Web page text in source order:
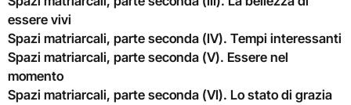
essere vivi
Spazi matriarcali, parte seconda (IV). Tempi interessanti
Spazi matriarcali, parte seconda (V). Essere nel
momento
Spazi matriarcali, parte seconda (VI). Lo stato di grazia